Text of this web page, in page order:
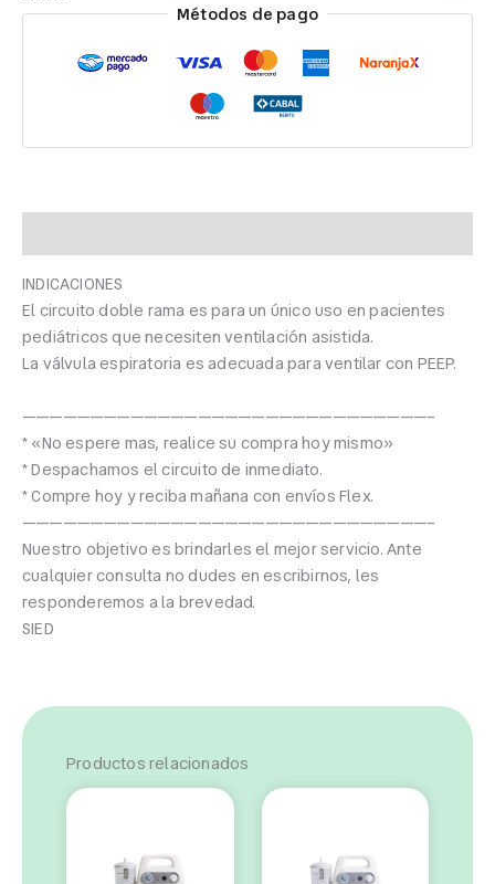
Métodos de pago
INDICACIONES
El circuito doble rama es para un único uso en pacientes
pediátricos que necesiten ventilación asistida.
La válvula espiratoria es adecuada para ventilar con PEEP.
——————————————————————————————–
* «No espere mas, realice su compra hoy mismo»
* Despachamos el circuito de inmediato.
* Compre hoy y reciba mañana con envíos Flex.
——————————————————————————————–
Nuestro objetivo es brindarles el mejor servicio. Ante
cualquier consulta no dudes en escribirnos, les
responderemos a la brevedad.
SIED
Productos relacionados